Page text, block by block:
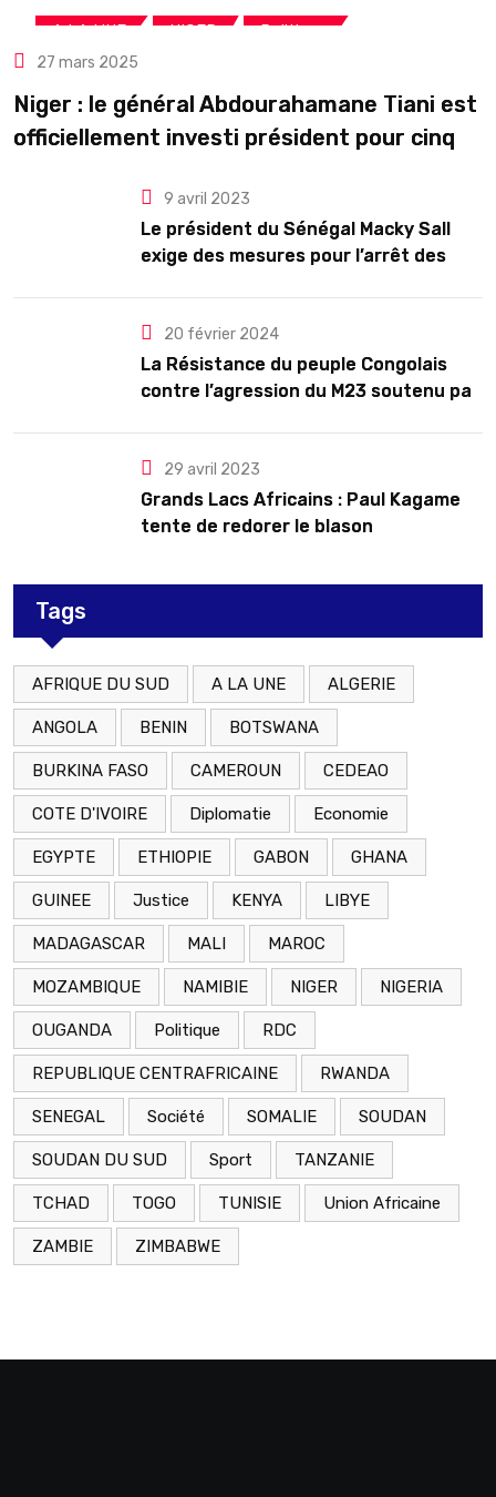
A LA UNE NIGER Politique
27 mars 2025
Niger : le général Abdourahamane Tiani est
officiellement investi président pour cinq
9 avril 2023
Le président du Sénégal Macky Sall
exige des mesures pour l’arrêt des
20 février 2024
La Résistance du peuple Congolais
contre l’agression du M23 soutenu par
29 avril 2023
Grands Lacs Africains : Paul Kagame
tente de redorer le blason
Tags
AFRIQUE DU SUD A LA UNE ALGERIE
ANGOLA BENIN BOTSWANA
BURKINA FASO CAMEROUN CEDEAO
COTE D'IVOIRE Diplomatie Economie
EGYPTE ETHIOPIE GABON GHANA
GUINEE Justice KENYA LIBYE
MADAGASCAR MALI MAROC
MOZAMBIQUE NAMIBIE NIGER NIGERIA
OUGANDA Politique RDC
REPUBLIQUE CENTRAFRICAINE RWANDA
SENEGAL Société SOMALIE SOUDAN
SOUDAN DU SUD Sport TANZANIE
TCHAD TOGO TUNISIE Union Africaine
ZAMBIE ZIMBABWE